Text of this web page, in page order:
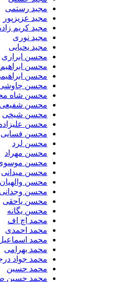
مجید رستمی
مجید عزیزپور
مجید کریم
مجید نوری
مجید یحیایی
محسن ابراری
محسن ابراهیم
محسن
محسن
محسن شاه
محسن شفیعی
محسن شیخی
محسن
محسن فسایی
محسن لرد
محسن مهراد
محسن
محسن میدانی
محسن والهیان
محسن وجدانی
محسن یاحقی
محسن یگانه
محمد اچ اف
محمد احمدی
محمد
محمد بهرامی
محمد جواد
محمد حسین
محمد حسین